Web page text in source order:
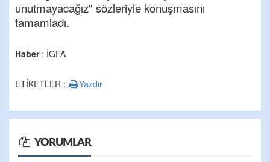
unutmayacağız" sözleriyle konuşmasını
tamamladı.
Haber: İGFA
ETİKETLER : Yazdır
YORUMLAR